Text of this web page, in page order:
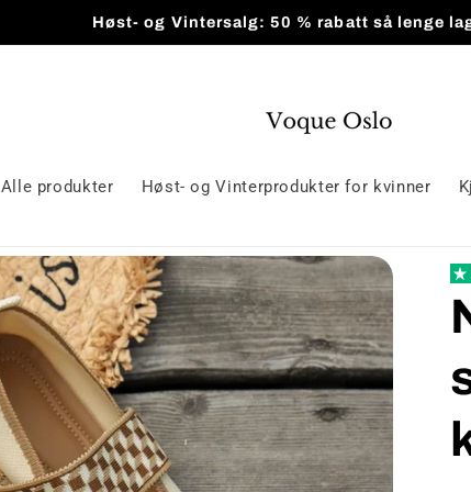
Høst- og Vintersalg: 50 % rabatt så lenge
Alle produkter Høst- og Vinterprodukter for kvinner